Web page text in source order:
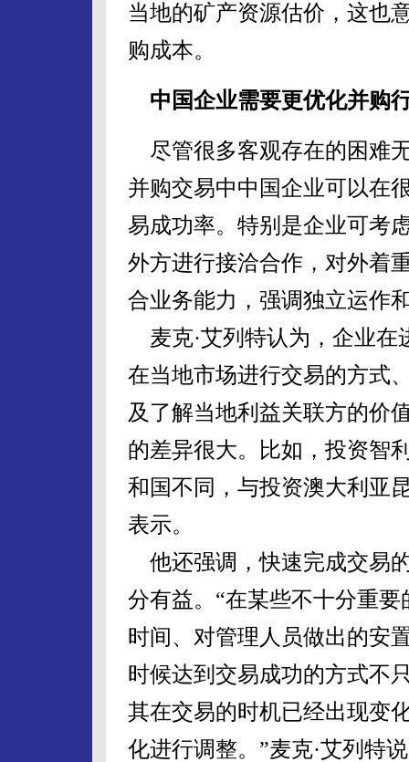
当地的矿产资源估价，这也
购成本。
中国企业需要更优化并购
尽管很多客观存在的困难
并购交易中中国企业可以在
易成功率。特别是企业可考
外方进行接洽合作，对外着
合业务能力，强调独立运作
麦克·艾列特认为，企业在
在当地市场进行交易的方式
及了解当地利益关联方的价
的差异很大。比如，投资智
和国不同，与投资澳大利亚
表示。
他还强调，快速完成交易
分有益。“在某些不十分重
时间、对管理人员做出的安
时候达到交易成功的方式不
其在交易的时机已经出现变
化进行调整。”麦克·艾列特